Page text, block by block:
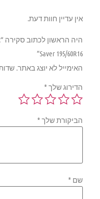
אין עדיין חוות דעת.
Saver 195/60R16”
האימייל לא יוצג באתר.
הדירוג שלך*
הביקורת שלך*
שם*